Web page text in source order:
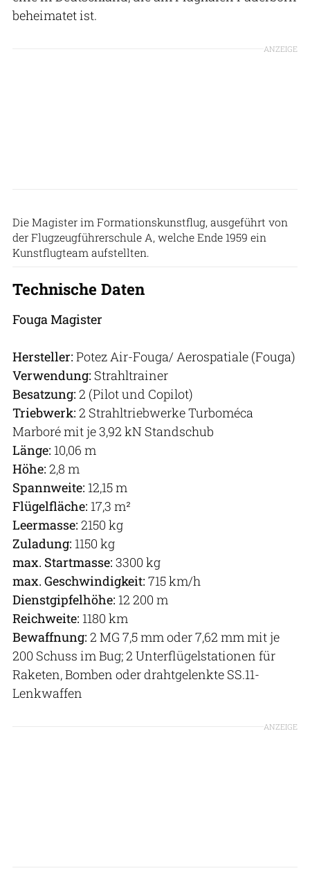
beheimatet ist.
ANZEIGE
Die Magister im Formationskunstflug, ausgeführt von
der Flugzeugführerschule A, welche Ende 1959 ein
Kunstflugteam aufstellten.
Technische Daten
Fouga Magister
Hersteller: Potez Air-Fouga/ Aerospatiale (Fouga)
Verwendung: Strahltrainer
Besatzung: 2 (Pilot und Copilot)
Triebwerk: 2 Strahltriebwerke Turboméca
Marboré mit je 3,92 kN Standschub
Länge: 10,06 m
Höhe: 2,8 m
Spannweite: 12,15 m
Flügelfläche: 17,3 m²
Leermasse: 2150 kg
Zuladung: 1150 kg
max. Startmasse: 3300 kg
max. Geschwindigkeit: 715 km/h
Dienstgipfelhöhe: 12 200 m
Reichweite: 1180 km
Bewaffnung: 2 MG 7,5 mm oder 7,62 mm mit je
200 Schuss im Bug; 2 Unterflügelstationen für
Raketen, Bomben oder drahtgelenkte SS.11-
Lenkwaffen
ANZEIGE